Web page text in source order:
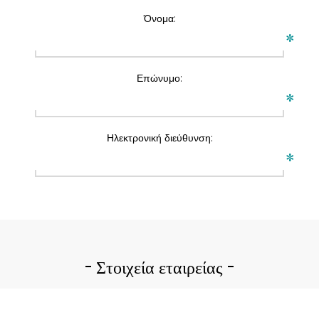
Όνομα:
*
Επώνυμο:
*
Ηλεκτρονική διεύθυνση:
*
Στοιχεία εταιρείας